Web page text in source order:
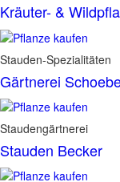
Kräuter- &
Stauden-Spezialitäten
Gärtnerei
Staudengärtnerei
Stauden Becker